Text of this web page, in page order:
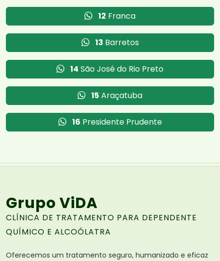
12 Franca
13 Barretos
14 São José do Rio Preto
15 Araçatuba
16 Presidente Prudente
Grupo ViDA
CLÍNICA DE TRATAMENTO PARA DEPENDENTE
QUÍMICO E ALCOÓLATRA
Oferecemos um tratamento seguro, humanizado e eficaz